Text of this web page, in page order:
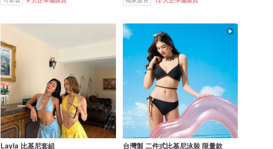
Layla 比基尼套組 台灣製 二件式比基尼泳裝 限量款